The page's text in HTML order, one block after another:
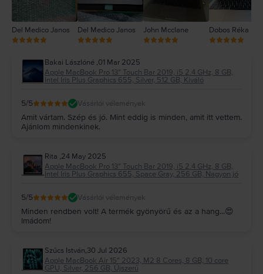
Del Medico Janos Del Medico Janos John Mcclane Dobos Réka
Bakai Lászlóné ,01 Mar 2025
Apple MacBook Pro 13″ Touch Bar 2019, i5 2.4 GHz, 8 GB,
Intel Iris Plus Graphics 655, Silver, 512 GB, Kiváló
5/5 Vásárlói vélemények
Amit vártam. Szép és jó. Mint eddig is minden, amit itt vettem.
Ajánlom mindenkinek.
Rita ,24 May 2025
Apple MacBook Pro 13″ Touch Bar 2019, i5 2.4 GHz, 8 GB,
Intel Iris Plus Graphics 655, Space Gray, 256 GB, Nagyon jó
5/5 Vásárlói vélemények
Minden rendben volt! A termék gyönyörű és az a hang...😍
Imádom!
Szűcs István,30 Jul 2026
Apple MacBook Air 15″ 2023, M2 8 Cores, 8 GB, 10 core
GPU, Silver, 256 GB, Újszerű